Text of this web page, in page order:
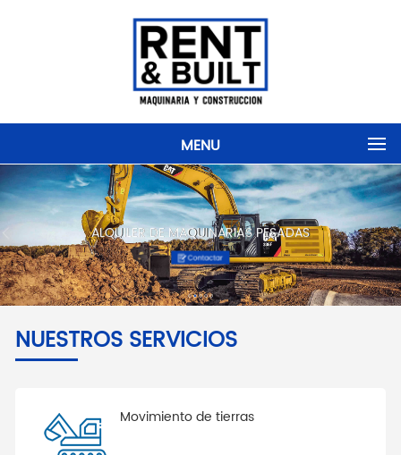
MENU
ALQUILER DE MAQUINARIAS PESADAS
NUESTROS SERVICIOS
Movimiento de tierras